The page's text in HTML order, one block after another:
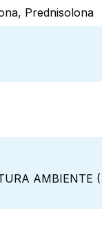
Prednisolona
AMBIENTE